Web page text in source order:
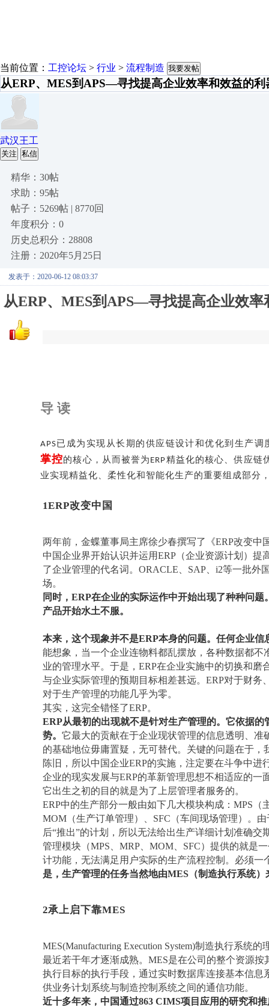
当前位置： 工控论坛 > 行业 > 流程制造 我要发帖
从ERP、MES到APS—寻找提高企业效率和效益的利
武汉王工
关注 私信
精华：30帖
求助：95帖
帖子：5269帖 | 8770回
年度积分：0
历史总积分：28808
注册：2020年5月25日
发表于：2020-06-12 08:03:37
从ERP、MES到APS—寻找提高企业效率
导 读
APS已成为实现从长期的供应链设计和优化到生产
掌控的核心，从而被誉为 ERP精益化的核心、供应链
业实现精益化、柔性化和智能化生产的重要组成部分
1ERP改变中国
两年前，金蝶董事局主席徐少春撰写了《ERP改变中
中国企业界开始认识并运用ERP（企业资源计划）提
了企业管理的代名词。ORACLE、SAP、i2等一批外
场。
同时， ERP在企业的实际运作中开始出现了种种问
产品开始水土不服。
本来，这个现象并不是ERP本身的问题。任何企业信
能想象，当一个企业连物料都乱摆放，各种数据都不
业的管理水平。于是，ERP在企业实施中的切换和
与企业实际管理的预期目标相差甚远。ERP对于财务
对于生产管理的功能几乎为零。
其实，这完全错怪了ERP。
ERP从最初的出现就不是针对生产管理的。它依据
势。 它最大的贡献在于企业现状管理的信息透明、准
的基础地位毋庸置疑，无可替代。关键的问题在于
陈旧，所以中国企业ERP的实施，注定要在斗争中进
企业的现实发展与ERP的革新管理思想不相适应的一
它出生之初的目的就是为了上层管理者服务的。
ERP中的生产部分一般由如下几大模块构成：MPS（
MOM（生产订单管理）、SFC（车间现场管理）。
后“推出”的计划，所以无法给出生产详细计划准确交
管理模块（MPS、MRP、MOM、SFC）提供的就是
计功能，无法满足用户实际的生产流程控制。必须一
是，生产管理的任务当然地由MES（制造执行系统）
2承上启下靠MES
MES(Manufacturing Execution System)制造执行系统
最近若干年才逐渐成熟。MES是在公司的整个资源
执行目标的执行手段，通过实时数据库连接基本信
供业务计划系统与制造控制系统之间的通信功能。
近十多年来，中国通过863 CIMS项目应用的研究和